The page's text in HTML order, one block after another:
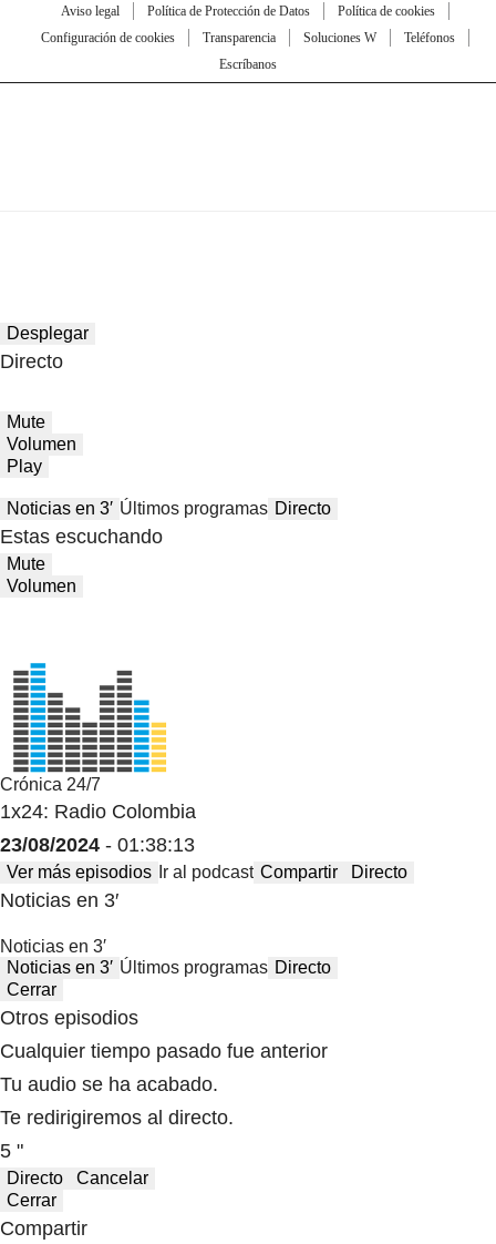
Aviso legal Política de Protección de Datos
Política de cookies
Configuración de cookies
Transparencia Soluciones W
Teléfonos
Escríbanos
Desplegar
Directo
Mute
Volumen
Play
Noticias en 3′ Últimos programas Directo
Estas escuchando
Mute
Volumen
Crónica 24/7
1x24: Radio Colombia
23/08/2024 - 01:38:13
Ver más episodios Ir al podcast Compartir Directo
Noticias en 3′
Noticias en 3′
Noticias en 3′ Últimos programas Directo
Cerrar
Otros episodios
Cualquier tiempo pasado fue anterior
Tu audio se ha acabado.
Te redirigiremos al directo.
5 "
Directo
Cancelar
Cerrar
Compartir